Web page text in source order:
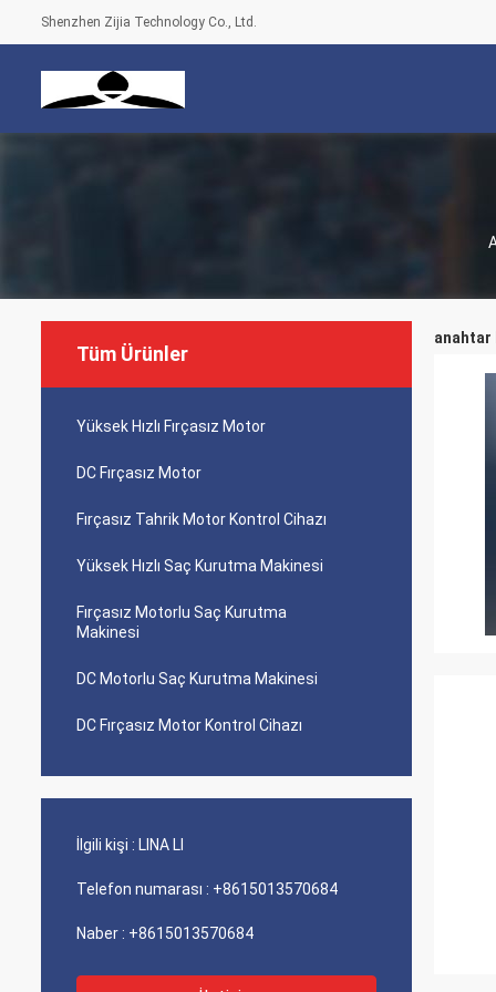
Shenzhen Zijia Technology Co., Ltd.
Tüm Ürünler
Yüksek Hızlı Fırçasız Motor
DC Fırçasız Motor
Fırçasız Tahrik Motor Kontrol Cihazı
Yüksek Hızlı Saç Kurutma Makinesi
Fırçasız Motorlu Saç Kurutma
Makinesi
DC Motorlu Saç Kurutma Makinesi
DC Fırçasız Motor Kontrol Cihazı
İlgili kişi : LINA LI
Telefon numarası : +8615013570684
Naber : +8615013570684